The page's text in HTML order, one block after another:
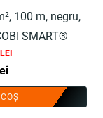
100 m, negru,
SMART®